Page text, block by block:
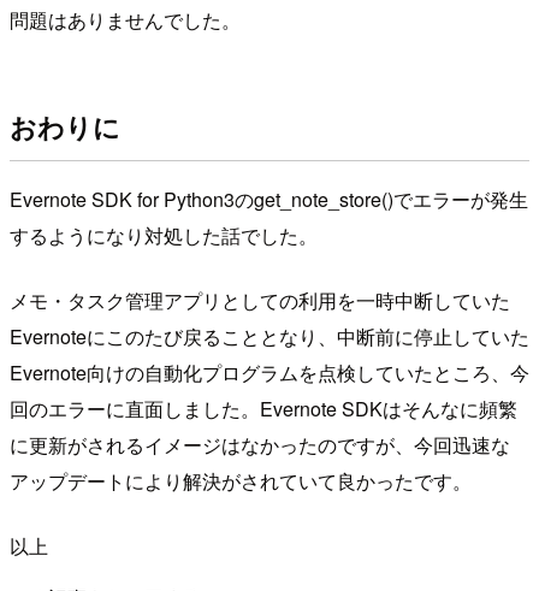
問題はありませんでした。
おわりに
Evernote SDK for Python3のget_note_store()でエラーが発生
するようになり対処した話でした。
メモ・タスク管理アプリとしての利用を一時中断していた
Evernoteにこのたび戻ることとなり、中断前に停止していた
Evernote向けの自動化プログラムを点検していたところ、今
回のエラーに直面しました。Evernote SDKはそんなに頻繁
に更新がされるイメージはなかったのですが、今回迅速な
アップデートにより解決がされていて良かったです。
以上